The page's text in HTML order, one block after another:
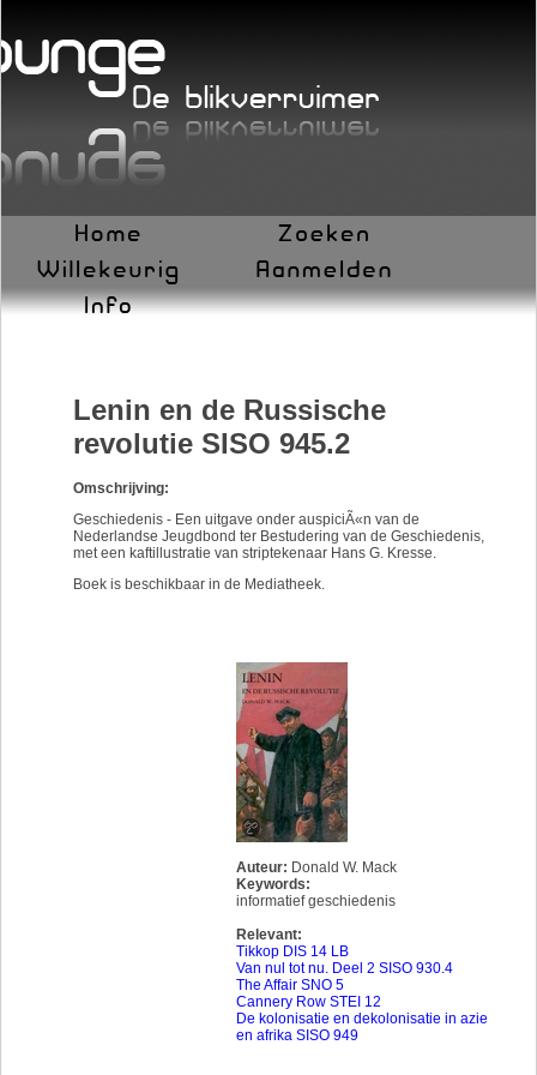
Lenin en de Russische
revolutie SISO 945.2
Omschrijving:
Geschiedenis - Een uitgave onder auspiciÃ«n van de
Nederlandse Jeugdbond ter Bestudering van de Geschiedenis,
met een kaftillustratie van striptekenaar Hans G. Kresse.
Boek is beschikbaar in de Mediatheek.
Auteur: Donald W. Mack
Keywords:
informatief geschiedenis
Relevant:
Tikkop DIS 14 LB
Van nul tot nu. Deel 2 SISO 930.4
The Affair SNO 5
Cannery Row STEI 12
De kolonisatie en dekolonisatie in azie
en afrika SISO 949